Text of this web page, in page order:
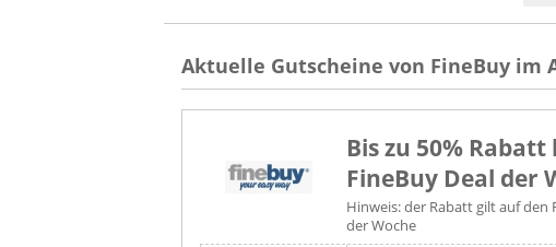
Aktuelle Gutscheine von FineBuy im
Bis zu 50% Rabatt
FineBuy Deal der
Hinweis: der Rabatt gilt auf den
der Woche